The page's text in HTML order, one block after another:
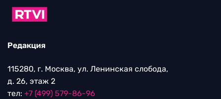
Редакция
115280, г. Москва, ул. Ленинская слобода,
д. 26, этаж 2
тел: +7 (499) 579-86-96